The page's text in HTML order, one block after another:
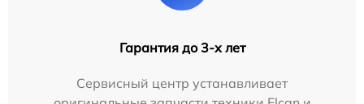
Гарантия до 3-х лет
Сервисный центр устанавливает